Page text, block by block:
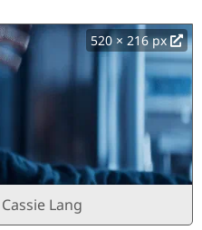
520 × 216 px
Lang